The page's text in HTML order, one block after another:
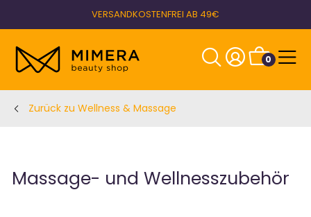
VERSANDKOSTENFREI AB 49€
0
Zurück zu Wellness & Massage
Massage- und Wellnesszubehör